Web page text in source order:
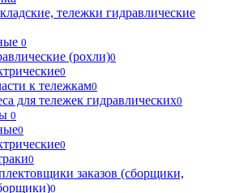
тележки гидравлические
0
(рохли)0
0
к тележкам0
для тележек гидравлических0
0
0
0
0
заказов (сборщики,
0